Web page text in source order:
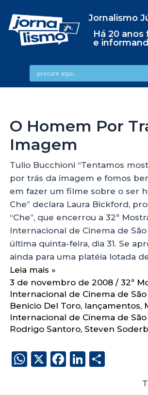
Jornalismo
Há 20
e
O Homem Por
Imagem
Tulio Bucchioni “Tentamos
por trás da imagem e fomos
em fazer um filme sobre o ser
Che” declara Laura Bickford,
“Che”, que encerrou a 32ª
Internacional de Cinema de São
última quinta-feira, dia 31. Se
ainda para uma platéia lotada
Leia mais »
3 de novembro de 2008 / 32ª
Internacional de Cinema de
Benicio Del Toro, lançamentos,
Internacional de Cinema de
Rodrigo Santoro, Steven
W X
F
Li